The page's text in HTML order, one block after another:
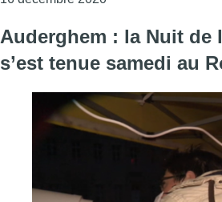
Auderghem : la Nuit de
s’est tenue samedi au